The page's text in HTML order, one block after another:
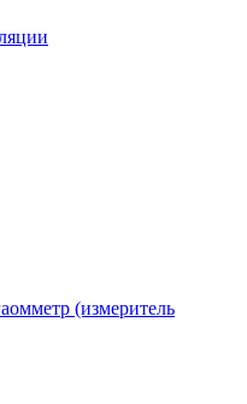
(измеритель